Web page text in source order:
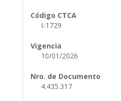
Código CTCA
I-1729
Vigencia
10/01/2026
Nro. de Documento
4.435.317